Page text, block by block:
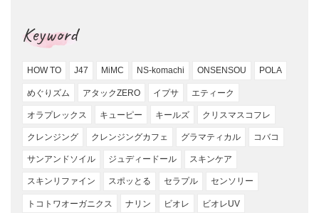
Keyword
HOW TO J47 MiMC NS-komachi ONSENSOU POLA
めぐりズム アタックZERO イプサ エティーク
オラプレックス キューピー キールズ クリスマスコフレ
クレンジング クレンジングカフェ グラマティカル コバコ
サンアンドソイル ジュディードール スキンケア
スキンリファイン スポッとる セラプル センソリー
トコトワオーガニクス ナリン ビオレ ビオレUV